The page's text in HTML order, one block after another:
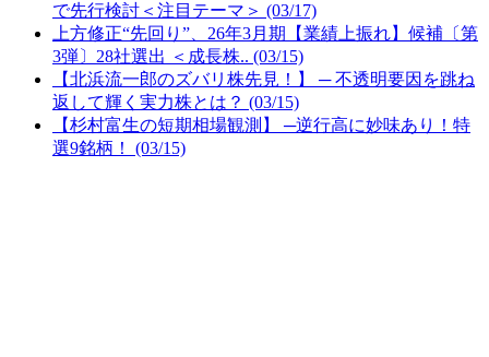
で先行検討＜注目テーマ＞ (03/17)
上方修正“先回り”、26年3月期【業績上振れ】候補〔第
3弾〕28社選出 ＜成長株.. (03/15)
【北浜流一郎のズバリ株先見！】 ─ 不透明要因を跳ね
返して輝く実力株とは？ (03/15)
【杉村富生の短期相場観測】 ─逆行高に妙味あり！特
選9銘柄！ (03/15)